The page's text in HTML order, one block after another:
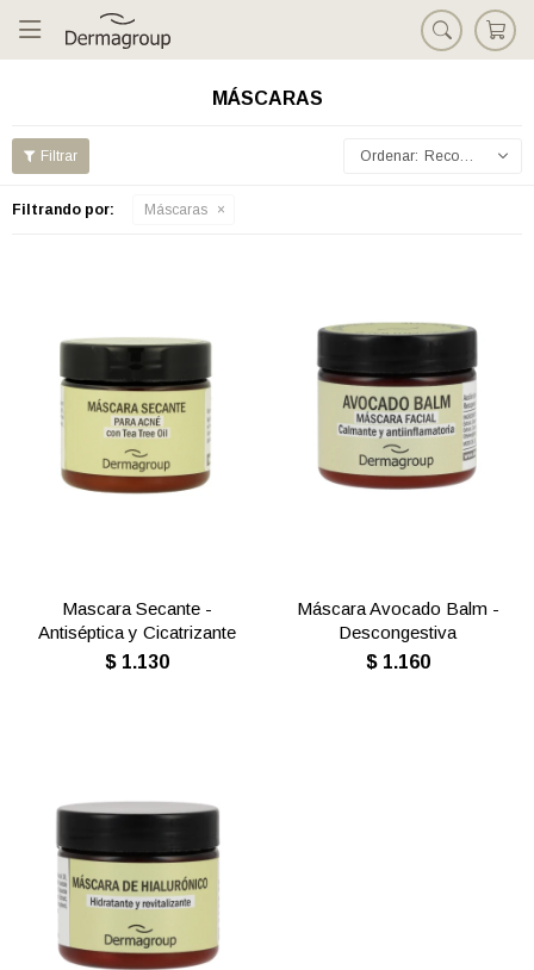

MÁSCARAS
Recomendados
Filtrando por: Máscaras
Mascara Secante -
Antiséptica y Cicatrizante
$ 1.130
Máscara Avocado Balm -
Descongestiva
$ 1.160